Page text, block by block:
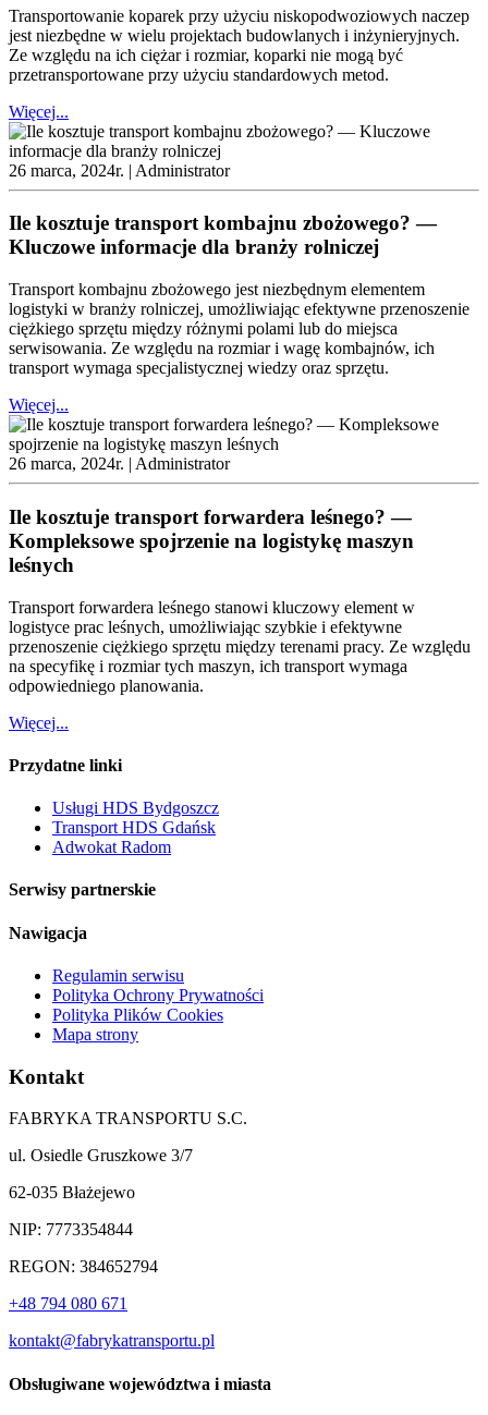
Transportowanie koparek przy użyciu niskopodwoziowych naczep
jest niezbędne w wielu projektach budowlanych i inżynieryjnych.
Ze względu na ich ciężar i rozmiar, koparki nie mogą być
przetransportowane przy użyciu standardowych metod.
Więcej...
26 marca, 2024r. | Administrator
Ile kosztuje transport kombajnu zbożowego? —
Kluczowe informacje dla branży rolniczej
Transport kombajnu zbożowego jest niezbędnym elementem
logistyki w branży rolniczej, umożliwiając efektywne przenoszenie
ciężkiego sprzętu między różnymi polami lub do miejsca
serwisowania. Ze względu na rozmiar i wagę kombajnów, ich
transport wymaga specjalistycznej wiedzy oraz sprzętu.
Więcej...
26 marca, 2024r. | Administrator
Ile kosztuje transport forwardera leśnego? —
Kompleksowe spojrzenie na logistykę maszyn
leśnych
Transport forwardera leśnego stanowi kluczowy element w
logistyce prac leśnych, umożliwiając szybkie i efektywne
przenoszenie ciężkiego sprzętu między terenami pracy. Ze względu
na specyfikę i rozmiar tych maszyn, ich transport wymaga
odpowiedniego planowania.
Więcej...
Przydatne linki
Usługi HDS Bydgoszcz
Transport HDS Gdańsk
Adwokat Radom
Serwisy partnerskie
Nawigacja
Regulamin serwisu
Polityka Ochrony Prywatności
Polityka Plików Cookies
Mapa strony
Kontakt
FABRYKA TRANSPORTU S.C.
ul. Osiedle Gruszkowe 3/7
62-035 Błażejewo
NIP: 7773354844
REGON: 384652794
+48 794 080 671
kontakt@fabrykatransportu.pl
Obsługiwane województwa i miasta